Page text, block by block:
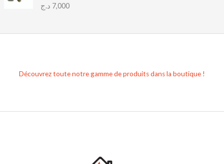
7,000 د.ج
Découvrez toute notre gamme de produits dans la boutique !